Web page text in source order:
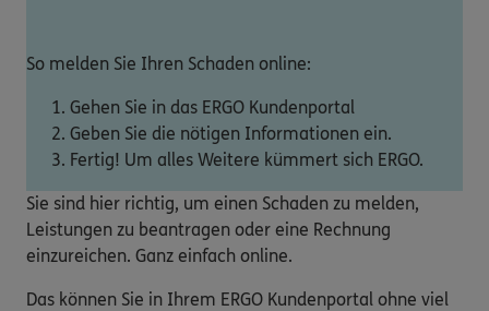
So melden Sie Ihren Schaden online:
Gehen Sie in das ERGO Kundenportal
Geben Sie die nötigen Informationen ein.
Fertig! Um alles Weitere kümmert sich ERGO.
Sie sind hier richtig, um einen Schaden zu melden,
Leistungen zu beantragen oder eine Rechnung
einzureichen. Ganz einfach online.
Das können Sie in Ihrem ERGO Kundenportal ohne viel